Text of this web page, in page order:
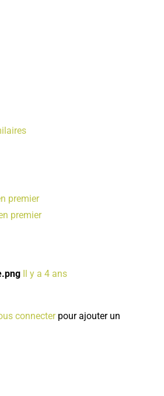
premier
premier
Il y a 4 ans
connecterpour ajouter un